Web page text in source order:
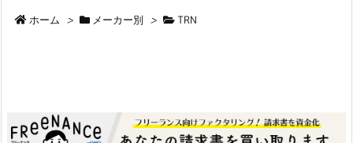
ホーム > メーカー別 > TRN